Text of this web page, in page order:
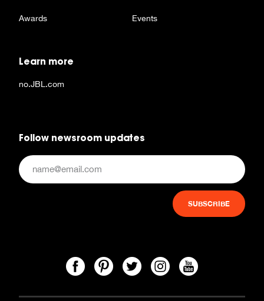
Awards Events
Learn more
no.JBL.com
Follow newsroom updates